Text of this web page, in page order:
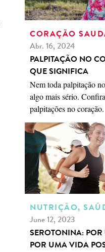
CORAÇÃO
Abr. 16, 2024
PALPITAÇÃO NO
QUE SIGNIFICA
Nem toda palpitação
algo mais sério.
palpitações no coração.
NUTRIÇÃO,
June 12, 2023
SEROTONINA:
POR UMA VIDA